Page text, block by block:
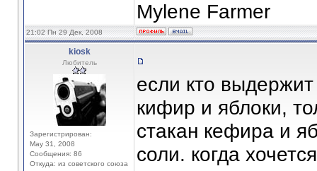
Mylene Farmer
21:02 Пн 29 Дек, 2008
kiosk
Любитель
Зарегистрирован:
May 31, 2008
Сообщения: 86
Откуда: из советского союза
если кто
кифир и яблоки,
стакан кефира и
соли. когда